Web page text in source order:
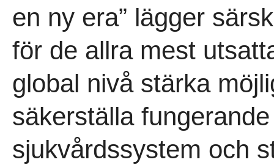
en ny era” lägger
för de allra mest
global nivå stärka
säkerställa
sjukvårdssystem och